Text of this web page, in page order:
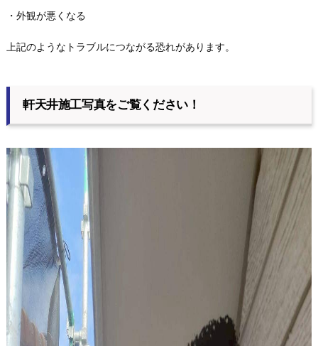
・外観が悪くなる
上記のようなトラブルにつながる恐れがあります。
軒天井施工写真をご覧ください！